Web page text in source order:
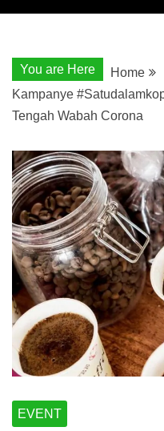
You are Here Home
Kampanye
Tengah Wabah Corona
EVENT